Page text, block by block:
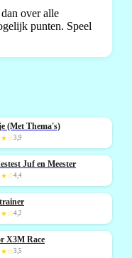
over alle
punten. Speel
(Met Thema's)
3,9
Juf en Meester
4,4
4,2
X3M Race
3,5